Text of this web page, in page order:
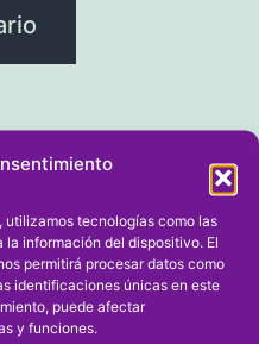
utilizamos tecnologías como las
información del dispositivo. El
permitirá procesar datos como
identificaciones únicas en este
puede afectar
y funciones.
del partido R.
juegan el
a puerta